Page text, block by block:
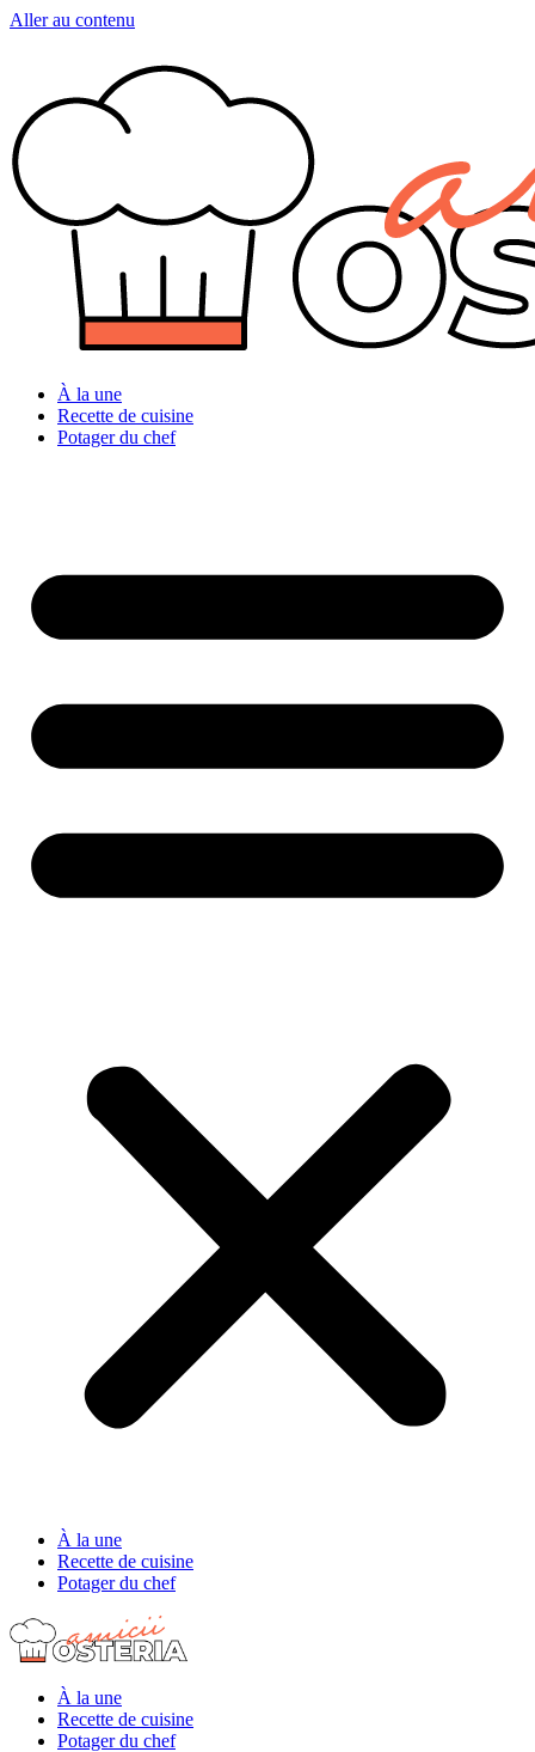
Aller au contenu
À la une
Recette de cuisine
Potager du chef
À la une
Recette de cuisine
Potager du chef
À la une
Recette de cuisine
Potager du chef